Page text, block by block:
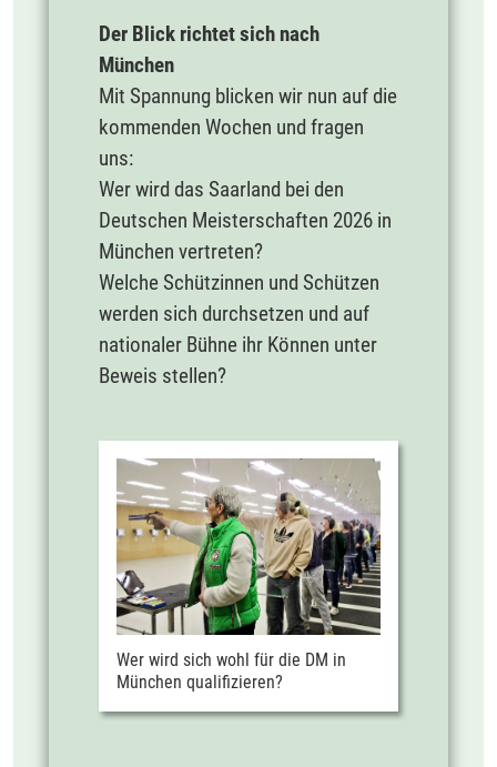
Der Blick richtet sich nach
München
Mit Spannung blicken wir nun auf die
kommenden Wochen und fragen
uns:
Wer wird das Saarland bei den
Deutschen Meisterschaften 2026 in
München vertreten?
Welche Schützinnen und Schützen
werden sich durchsetzen und auf
nationaler Bühne ihr Können unter
Beweis stellen?
Wer wird sich wohl für die DM in
München qualifizieren?